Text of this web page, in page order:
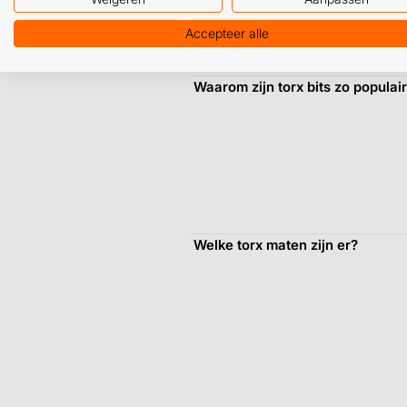
Waarom zijn torx bits zo
Welke torx maten zijn er?
Accepteer alle